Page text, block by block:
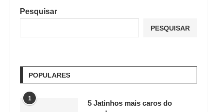
Pesquisar
PESQUISAR
POPULARES
1
5 Jatinhos mais caros do